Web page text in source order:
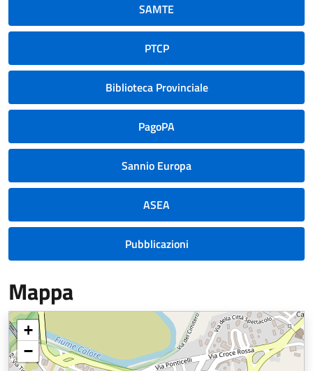
SAMTE
PTCP
Biblioteca Provinciale
PagoPA
Sannio Europa
ASEA
Pubblicazioni
Mappa
+
−